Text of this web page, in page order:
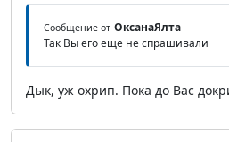
Сообщение от ОксанаЯлта
Так Вы его еще не спрашивали
Дык, уж охрип. Пока до Вас